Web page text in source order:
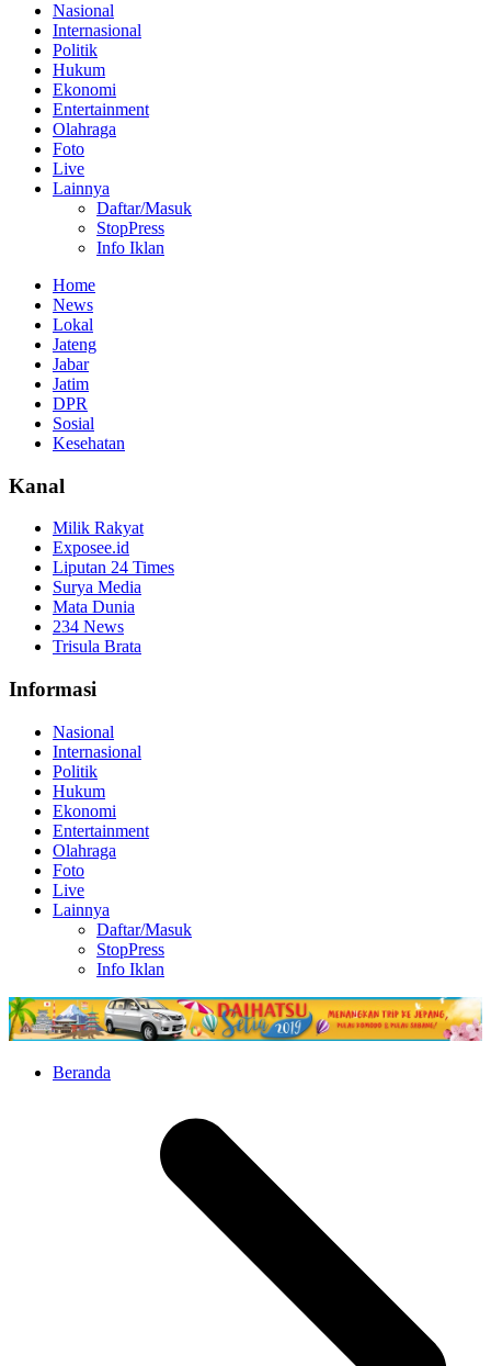
Nasional
Internasional
Politik
Hukum
Ekonomi
Entertainment
Olahraga
Foto
Live
Lainnya
Daftar/Masuk
StopPress
Info Iklan
Home
News
Lokal
Jateng
Jabar
Jatim
DPR
Sosial
Kesehatan
Kanal
Milik Rakyat
Exposee.id
Liputan 24 Times
Surya Media
Mata Dunia
234 News
Trisula Brata
Informasi
Nasional
Internasional
Politik
Hukum
Ekonomi
Entertainment
Olahraga
Foto
Live
Lainnya
Daftar/Masuk
StopPress
Info Iklan
Beranda